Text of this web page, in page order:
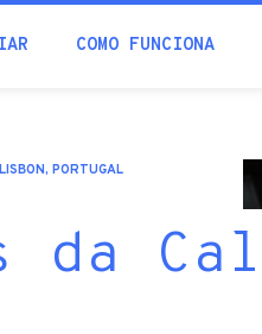
COMO FUNCIONA
LISBON, PORTUGAL
da